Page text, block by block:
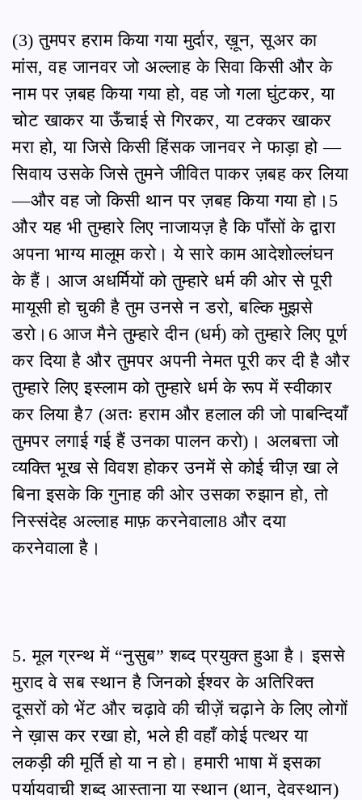
(3) तुमपर हराम किया गया मुर्दार, ख़ून, सूअर का
मांस, वह जानवर जो अल्लाह के सिवा किसी और के
नाम पर ज़बह किया गया हो, वह जो गला घुंटकर, या
चोट खाकर या ऊँचाई से गिरकर, या टक्कर खाकर
मरा हो, या जिसे किसी हिंसक जानवर ने फाड़ा हो —
सिवाय उसके जिसे तुमने जीवित पाकर ज़बह कर लिया
—और वह जो किसी थान पर ज़बह किया गया हो।5
और यह भी तुम्हारे लिए नाजायज़ है कि पाँसों के द्वारा
अपना भाग्य मालूम करो। ये सारे काम आदेशोल्लंघन
के हैं। आज अधर्मियों को तुम्हारे धर्म की ओर से पूरी
मायूसी हो चुकी है तुम उनसे न डरो, बल्कि मुझसे
डरो।6 आज मैने तुम्हारे दीन (धर्म) को तुम्हारे लिए पूर्ण
कर दिया है और तुमपर अपनी नेमत पूरी कर दी है और
तुम्हारे लिए इस्लाम को तुम्हारे धर्म के रूप में स्वीकार
कर लिया है7 (अतः हराम और हलाल की जो पाबन्दियाँ
तुमपर लगाई गई हैं उनका पालन करो)। अलबत्ता जो
व्यक्ति भूख से विवश होकर उनमें से कोई चीज़ खा ले
बिना इसके कि गुनाह की ओर उसका रुझान हो, तो
निस्संदेह अल्लाह माफ़ करनेवाला8 और दया
करनेवाला है।
5. मूल ग्रन्थ में “नुसुब” शब्द प्रयुक्त हुआ है। इससे
मुराद वे सब स्थान है जिनको ईश्वर के अतिरिक्त
दूसरों को भेंट और चढ़ावे की चीज़ें चढ़ाने के लिए लोगों
ने ख़ास कर रखा हो, भले ही वहाँ कोई पत्थर या
लकड़ी की मूर्ति हो या न हो। हमारी भाषा में इसका
पर्यायवाची शब्द आस्ताना या स्थान (थान, देवस्थान)